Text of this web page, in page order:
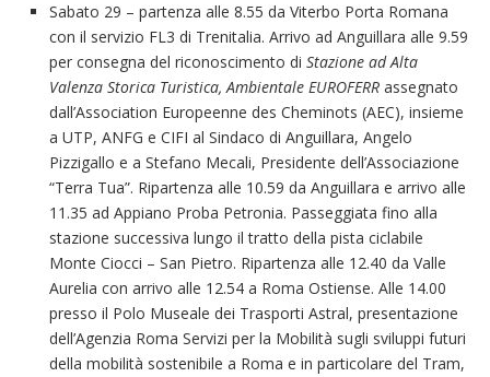
Sabato 29 – partenza alle 8.55 da Viterbo Porta Romana
con il servizio FL3 di Trenitalia. Arrivo ad Anguillara alle 9.59
per consegna del riconoscimento di Stazione ad Alta
Valenza Storica Turistica, Ambientale EUROFERR assegnato
dall’Association Europeenne des Cheminots (AEC), insieme
a UTP, ANFG e CIFI al Sindaco di Anguillara, Angelo
Pizzigallo e a Stefano Mecali, Presidente dell’Associazione
“Terra Tua”. Ripartenza alle 10.59 da Anguillara e arrivo alle
11.35 ad Appiano Proba Petronia. Passeggiata fino alla
stazione successiva lungo il tratto della pista ciclabile
Monte Ciocci – San Pietro. Ripartenza alle 12.40 da Valle
Aurelia con arrivo alle 12.54 a Roma Ostiense. Alle 14.00
presso il Polo Museale dei Trasporti Astral, presentazione
dell’Agenzia Roma Servizi per la Mobilità sugli sviluppi futuri
della mobilità sostenibile a Roma e in particolare del Tram,